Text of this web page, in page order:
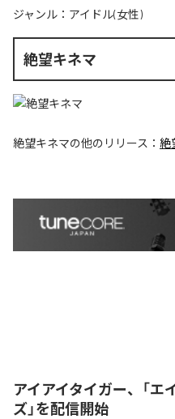
ジャンル： アイドル(女性)
絶望キネマ
絶望キネマの他のリリース： 絶
アイアイタイガー、「
ズ」を配信開始